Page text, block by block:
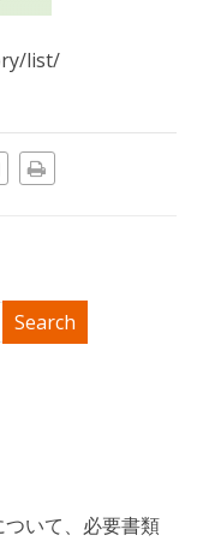
list/
いて、必要書類